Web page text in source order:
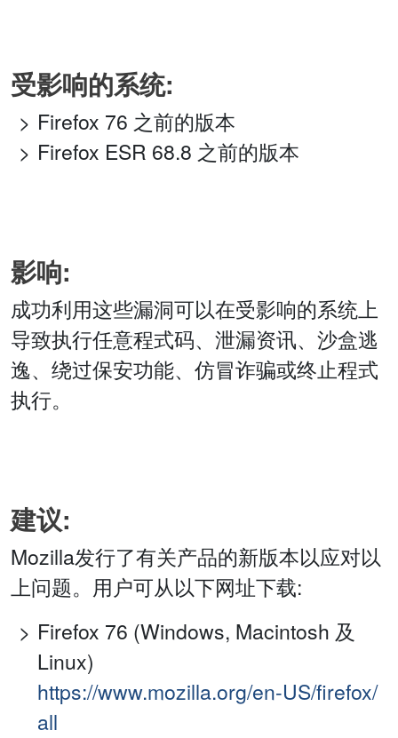
受影响的系统:
Firefox 76 之前的版本
Firefox ESR 68.8 之前的版本
影响:
成功利用这些漏洞可以在受影响的系统上
导致执行任意程式码、泄漏资讯、沙盒逃
逸、绕过保安功能、仿冒诈骗或终止程式
执行。
建议:
Mozilla发行了有关产品的新版本以应对以
上问题。用户可从以下网址下载:
Firefox 76 (Windows, Macintosh 及
Linux)
https://www.mozilla.org/en-US/firefox/
all